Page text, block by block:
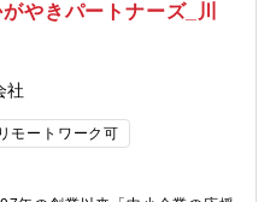
や開示資料作成などの業務に
として海外子会社とのやり取
ではさらに仕事の幅を拡げる
【同社について】同社はスイ
・特殊車両・エナジー関連設
産業インフラを支える製品を
やきパートナーズ_川
社
リモートワーク可